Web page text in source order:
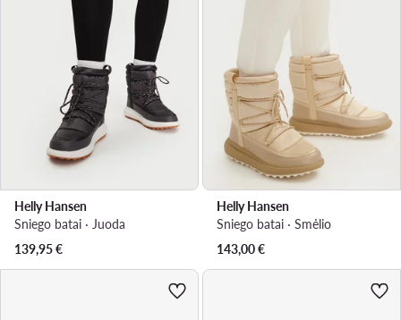
Helly Hansen
Sniego batai · Juoda
139,95€
Helly Hansen
Sniego batai · Smėlio
143,00€